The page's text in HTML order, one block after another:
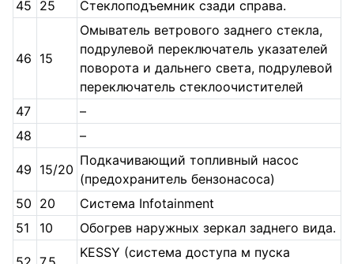
45 25 Стеклоподъемник сзади справа.
46 15
Омыватель ветрового заднего стекла,
подрулевой переключатель указателей
поворота и дальнего света, подрулевой
переключатель стеклоочистителей
47
–
48
–
49 15/20
Подкачивающий топливный насос
(предохранитель бензонасоса)
50 20
Система Infotainment
51
10 Обогрев наружных зеркал заднего вида.
KESSY (система доступа м пуска